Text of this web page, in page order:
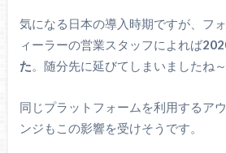
気になる日本の導入時期ですが、フ
ィーラーの営業スタッフによれば
た。随分先に延びてしまいましたね～
同じプラットフォームを利用するア
ンジもこの影響を受けそうです。